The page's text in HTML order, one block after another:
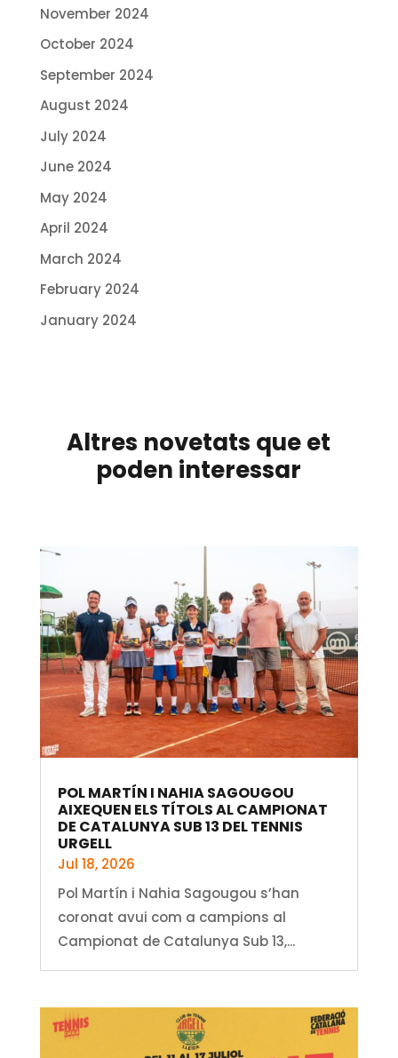
November 2024
October 2024
September 2024
August 2024
July 2024
June 2024
May 2024
April 2024
March 2024
February 2024
January 2024
Altres novetats que et
poden interessar
POL MARTÍN I NAHIA SAGOUGOU
AIXEQUEN ELS TÍTOLS AL CAMPIONAT
DE CATALUNYA SUB 13 DEL TENNIS
URGELL
Jul 18, 2026
Pol Martín i Nahia Sagougou s’han
coronat avui com a campions al
Campionat de Catalunya Sub 13,...